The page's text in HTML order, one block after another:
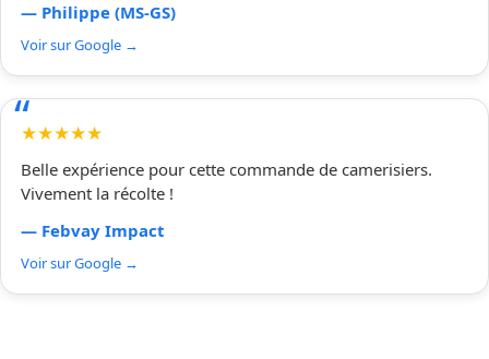
— Philippe (MS-GS)
Voir sur Google →
★★★★★
Belle expérience pour cette commande de camerisiers.
Vivement la récolte !
— Febvay Impact
Voir sur Google →